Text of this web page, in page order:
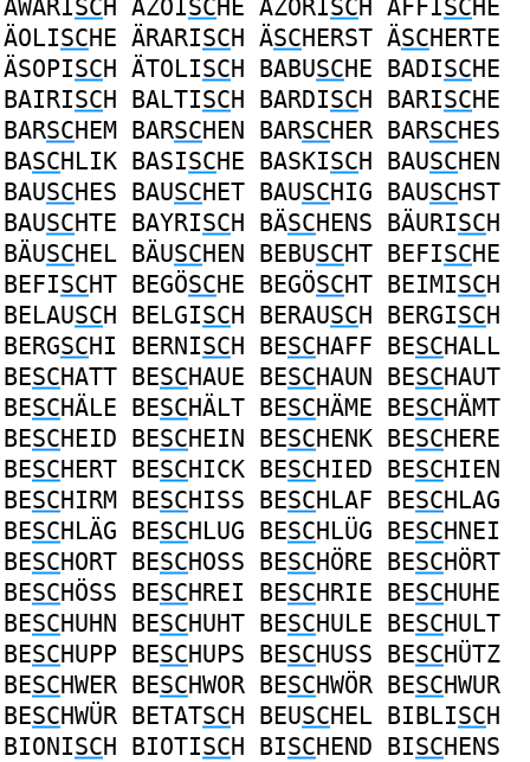
AWARISCH AZOISCHE AZORISCH ÄFFISCHE
ÄOLISCHE ÄRARISCH ÄSCHERST ÄSCHERTE
ÄSOPISCH ÄTOLISCH BABUSCHE BADISCHE
BAIRISCH BALTISCH BARDISCH BARISCHE
BARSCHEM BARSCHEN BARSCHER BARSCHES
BASCHLIK BASISCHE BASKISCH BAUSCHEN
BAUSCHES BAUSCHET BAUSCHIG BAUSCHST
BAUSCHTE BAYRISCH BÄSCHENS BÄURISCH
BÄUSCHEL BÄUSCHEN BEBUSCHT BEFISCHE
BEFISCHT BEGÖSCHE BEGÖSCHT BEIMISCH
BELAUSCH BELGISCH BERAUSCH BERGISCH
BERGSCHI BERNISCH BESCHAFF BESCHALL
BESCHATT BESCHAUE BESCHAUN BESCHAUT
BESCHÄLE BESCHÄLT BESCHÄME BESCHÄMT
BESCHEID BESCHEIN BESCHENK BESCHERE
BESCHERT BESCHICK BESCHIED BESCHIEN
BESCHIRM BESCHISS BESCHLAF BESCHLAG
BESCHLÄG BESCHLUG BESCHLÜG BESCHNEI
BESCHORT BESCHOSS BESCHÖRE BESCHÖRT
BESCHÖSS BESCHREI BESCHRIE BESCHUHE
BESCHUHN BESCHUHT BESCHULE BESCHULT
BESCHUPP BESCHUPS BESCHUSS BESCHÜTZ
BESCHWER BESCHWOR BESCHWÖR BESCHWUR
BESCHWÜR BETATSCH BEUSCHEL BIBLISCH
BIONISCH BIOTISCH BISCHEND BISCHENS